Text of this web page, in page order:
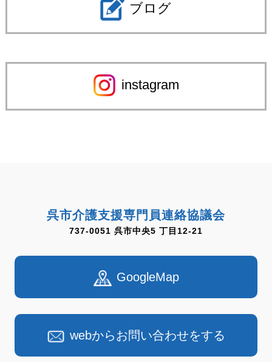
ブログ
instagram
呉市介護支援専門員連絡協議会
737-0051 呉市中央5 丁目12-21
GoogleMap
webからお問い合わせをする